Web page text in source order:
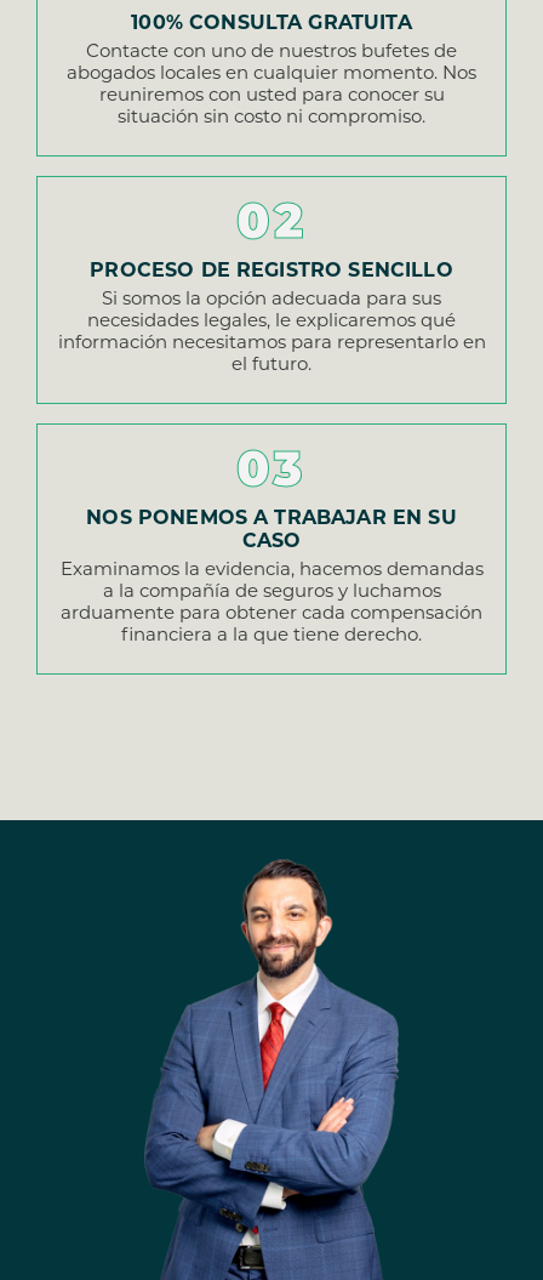
100% CONSULTA GRATUITA
Contacte con uno de nuestros bufetes de
abogados locales en cualquier momento. Nos
reuniremos con usted para conocer su
situación sin costo ni compromiso.
02
PROCESO DE REGISTRO SENCILLO
Si somos la opción adecuada para sus
necesidades legales, le explicaremos qué
información necesitamos para representarlo en
el futuro.
03
NOS PONEMOS A TRABAJAR EN SU
CASO
Examinamos la evidencia, hacemos demandas
a la compañía de seguros y luchamos
arduamente para obtener cada compensación
financiera a la que tiene derecho.